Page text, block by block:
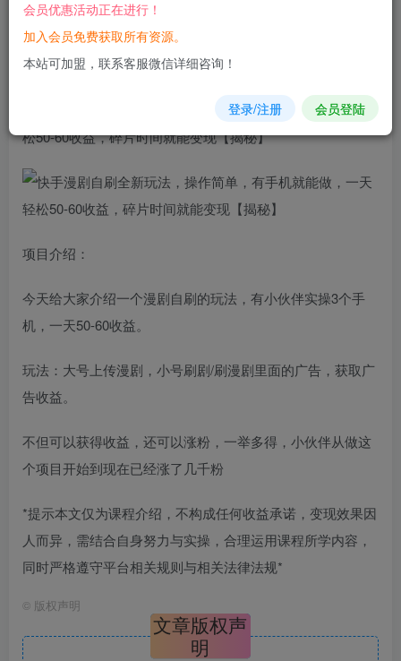
您当前未登录！建议登陆后购买，可保存购买订单
，操作简单，有手机就能做，一天轻
松50-60收益，碎片时间就能变现【揭秘】
项目介绍：
今天给大家介绍一个漫剧自刷的玩法，有小伙伴实操3个手
机，一天50-60收益。
玩法：大号上传漫剧，小号刷剧/刷漫剧里面的广告，获取广
告收益。
不但可以获得收益，还可以涨粉，一举多得，小伙伴从做这
个项目开始到现在已经涨了几千粉
*提示本文仅为课程介绍，不构成任何收益承诺，变现效果因
人而异，需结合自身努力与实操，合理运用课程所学内容，
同时严格遵守平台相关规则与相关法律法规*
© 版权声明
文章版权声
明
会员优惠活动正在进行！
加入会员免费获取所有资源。
本站可加盟，联系客服微信详细咨询！
登录/注册 会员登陆